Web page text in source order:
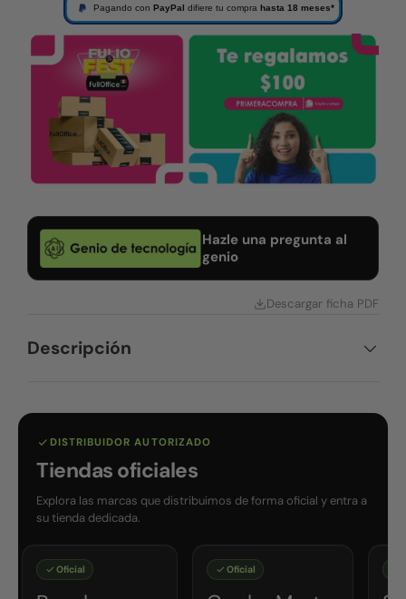
Pagando con PayPal difiere tu compra hasta 18 meses*
Hazle una pregunta al
genio
Descargar ficha PDF
Descripción
DISTRIBUIDOR AUTORIZADO
Tiendas oficiales
Explora las marcas que distribuimos de forma oficial y entra a
su tienda dedicada.